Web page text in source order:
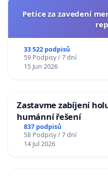
Petice za zavedení
33 522 podpisů
59 Podpisy / 7 dní
15 Jun 2026
Zastavme zabíjení
humánní řešení
837 podpisů
58 Podpisy / 7 dní
14 Jul 2026